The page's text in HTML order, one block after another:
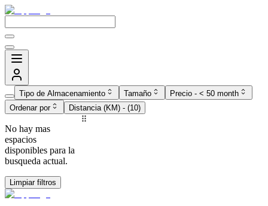
Tipo de Almacenamiento Tamaño Precio - < 50 month
Ordenar por
Distancia (KM) - (10)
No hay mas
espacios
disponibles para la
busqueda actual.
Limpiar filtros